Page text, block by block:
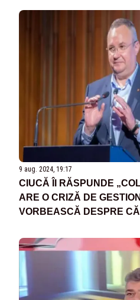
9 aug. 2024, 19:17
CIUCĂ ÎI RĂSPUNDE
ARE O CRIZĂ DE
VORBEASCĂ DESPRE